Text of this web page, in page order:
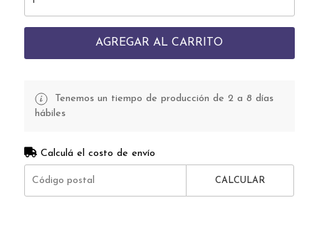
AGREGAR AL CARRITO
Tenemos un tiempo de producción de 2 a 8 días
hábiles
Calculá el costo de envío
CALCULAR